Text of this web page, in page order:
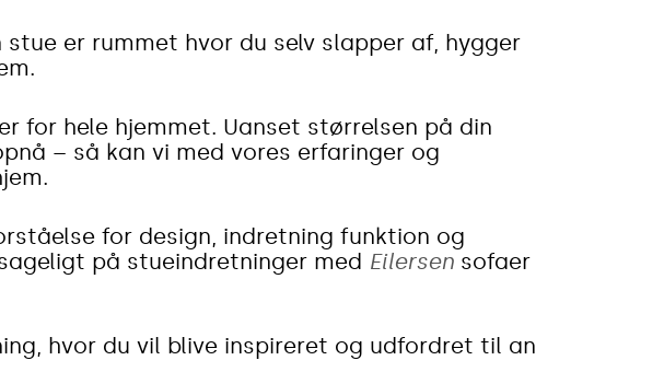
er rummet hvor du selv slapper af, hygger
for hele hjemmet. Uanset størrelsen på din
– så kan vi med vores erfaringer og
for design, indretning funktion og
på stueindretninger med Eilersensofaer
hvor du vil blive inspireret og udfordret til an